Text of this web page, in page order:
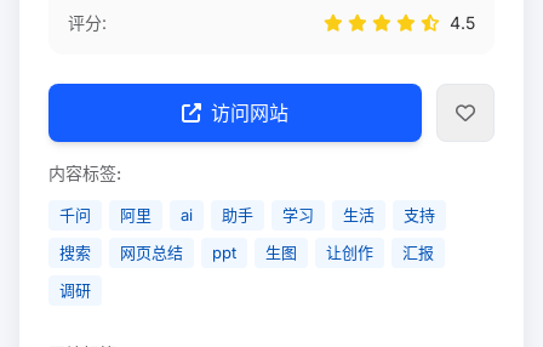
评分:
4.5
访问网站
内容标签:
千问 阿里 ai 助手 学习 生活
支持
搜索
网页总结 ppt 生图 让创作
汇报
调研